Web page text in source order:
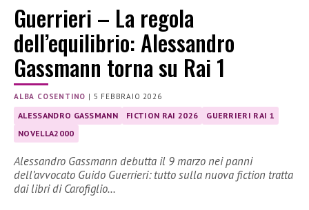
Guerrieri – La regola
dell’equilibrio: Alessandro
Gassmann torna su Rai 1
ALBA COSENTINO | 5 FEBBRAIO 2026
ALESSANDRO GASSMANN FICTION RAI 2026
GUERRIERI RAI 1
NOVELLA2000
Alessandro Gassmann debutta il 9 marzo nei panni
dell’avvocato Guido Guerrieri: tutto sulla nuova fiction tratta
dai libri di Carofiglio…